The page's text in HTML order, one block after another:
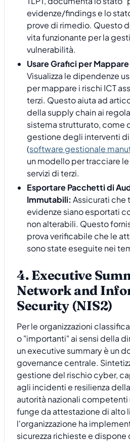
evidenze/findings e lo
prove di rimedio. Questo
vita funzionante per la
vulnerabilità.
Usare Grafici per
Visualizza le dipendenze
per mappare i rischi ICT
terzi. Questo aiuta ad
della supply chain ai
sistema strutturato, come
gestione degli interventi
(software gestionale
un modello per tracciare
servizi di terzi.
Esportare Pacchetti di
Immutabili: Assicurati che
evidenze siano esportati
non alterabili. Questo
prova verificabile che le
sono state eseguite nei
4. Executive
Network and
Security (NIS2)
Per le organizzazioni
o "importanti" ai sensi della
un executive summary è un
governance centrale.
gestione del rischio cyber,
agli incidenti e resilienza
autorità nazionali competenti
funge da attestazione di alto
l'organizzazione ha
sicurezza richieste e dispone